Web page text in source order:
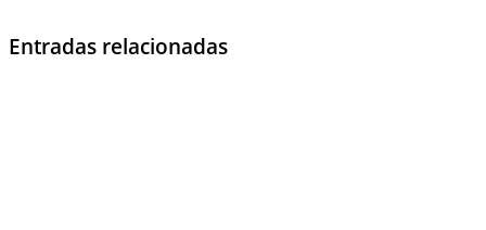
Entradas relacionadas